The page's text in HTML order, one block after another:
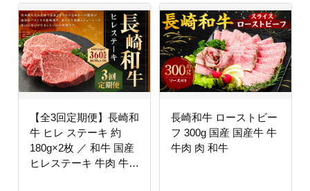
【全3回定期便】長崎和
牛 ヒレ ステーキ 約
180g×2枚 ／ 和牛 国産
ヒレステーキ 牛肉 牛
長崎和牛 ローストビー
フ 300g 国産 国産牛 牛
牛肉 肉 和牛